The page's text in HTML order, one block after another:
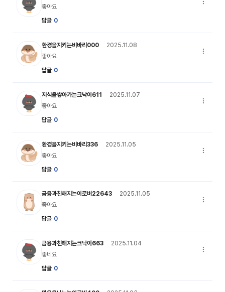
좋아요
답글 0
댓글 옵
비바리 캐릭터 이미지환경을지키는비바리000
2025.11.08
좋아요
답글 0
댓글 옵
크낙이 캐릭터 이미지지식을쌓아가는크낙이611
2025.11.07
좋아요
답글 0
댓글 옵
비바리 캐릭터 이미지환경을지키는비바리336
2025.11.05
좋아요
답글 0
댓글 옵
달수리 캐릭터 이미지금융과친해지는이로버22643
2025.11.05
좋아요
답글 0
댓글 옵
크낙이 캐릭터 이미지금융과친해지는크낙이663
2025.11.04
좋네요
답글 0
댓글 옵